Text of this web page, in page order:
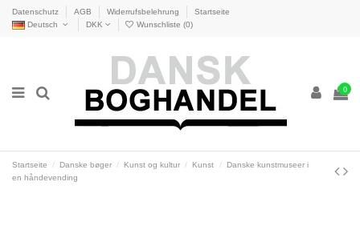
Datenschutz AGB Widerrufsbelehrung
Startseite
Deutsch
DKK Wunschliste (0)
0
Startseite Danske bøger Kunst og kultur Kunst
Danske kunstmuseer i
en håndevending